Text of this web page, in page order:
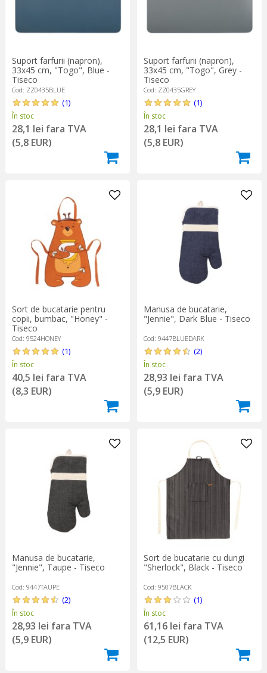
Suport farfurii (napron),
33x45 cm, "Togo", Blue -
Tiseco
Cod: ZZ0435BLUE
(1)
În stoc
28,1 lei fara TVA
(5,8 EUR)
Suport farfurii (napron),
33x45 cm, "Togo", Grey -
Tiseco
Cod: ZZ0435GREY
(1)
În stoc
28,1 lei fara TVA
(5,8 EUR)
Sort de bucatarie pentru
copii, bumbac, "Honey" -
Tiseco
Cod: 9524HONEY
(1)
În stoc
40,5 lei fara TVA
(8,3 EUR)
Manusa de bucatarie,
"Jennie", Dark Blue - Tiseco
Cod: 9447BLUEDARK
(2)
În stoc
28,93 lei fara TVA
(5,9 EUR)
Manusa de bucatarie,
"Jennie", Taupe - Tiseco
Cod: 9447TAUPE
(2)
În stoc
28,93 lei fara TVA
(5,9 EUR)
Sort de bucatarie cu dungi
"Sherlock", Black - Tiseco
Cod: 9507BLACK
(1)
În stoc
61,16 lei fara TVA
(12,5 EUR)